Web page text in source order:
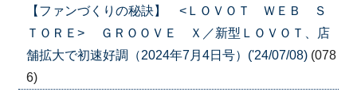
【ファンづくりの秘訣】 <ＬＯＶＯＴ ＷＥＢ Ｓ
ＴＯＲＥ> ＧＲＯＯＶＥ Ｘ／新型ＬＯＶＯＴ、店
舗拡大で初速好調（2024年7月4日号）('24/07/08) (078
6)